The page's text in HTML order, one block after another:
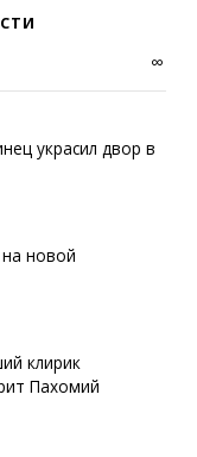
∞
украсил двор в
новой
клирик
Пахомий